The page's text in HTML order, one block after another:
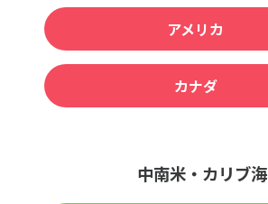
アメリカ
カナダ
中南米・カリブ海